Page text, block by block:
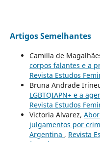
Artigos Semelhantes
Camilla de
corpos falantes e a
Revista Estudos
Bruna Andrade
LGBTQIAPN+ e a
Revista Estudos
Victoria Alvarez,
julgamentos por
Argentina , Revista